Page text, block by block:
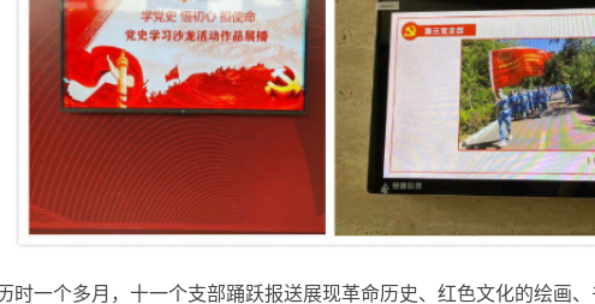
个多月，十一个支部踊跃报送展现革命历史、红色文化的绘画、